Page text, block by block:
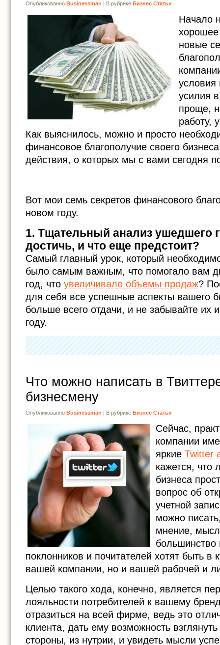
Опубликованно Businessman | В рубрике Бизнес Статьи
Начало
новые
условия
усилия
проще,
работу,
Как выяснилось, можно и просто
финансовое благополучие своего
действия, о которых мы с вами сегодня
Вот мои семь секретов финансового
новом году.
1. Тщательный анализ ушедшего
достичь, и что еще предстоит?
Самый главный урок, который
было самым важным, что помогало вам
год, что увеличивало объемы продаж?
для себя все успешные аспекты вашего
больше всего отдачи, и не забывайте их
году.
Что можно написать в
бизнесмену
Опубликованно Businessman | В рубрике Бизнес Статьи
Сейчас,
компании
яркие Twitter
кажется, что
бизнеса
вопрос об
учетной
можно
мнение,
большинство
поклонников и почитателей хотят быть в
вашей компании, но и вашей рабочей и
Целью такого хода, конечно, является
лояльности потребителей к вашему
отразиться на всей фирме, ведь это
клиента, дать ему возможность
стороны, из нутрии, и увидеть мысли